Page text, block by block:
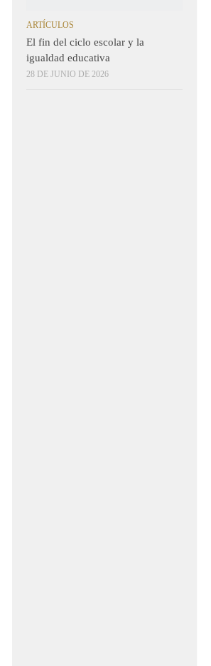
ARTÍCULOS
El fin del ciclo escolar y la
igualdad educativa
28 DE JUNIO DE 2026